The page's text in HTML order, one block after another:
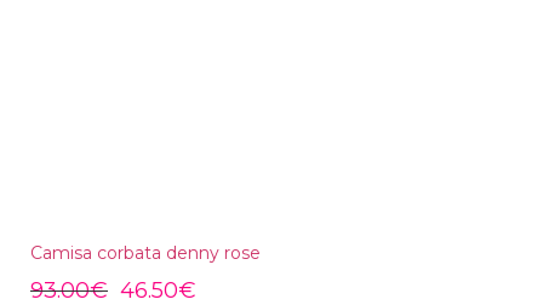
Camisa corbata denny rose
93.00€ 46.50€